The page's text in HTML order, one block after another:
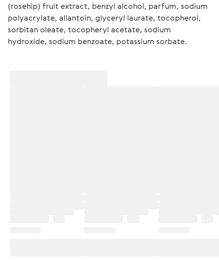
(rosehip) fruit extract, benzyl alcohol, parfum, sodium
polyacrylate, allantoin, glyceryl laurate, tocopherol,
sorbitan oleate, tocopheryl acetate, sodium
hydroxide, sodium benzoate, potassium sorbate.